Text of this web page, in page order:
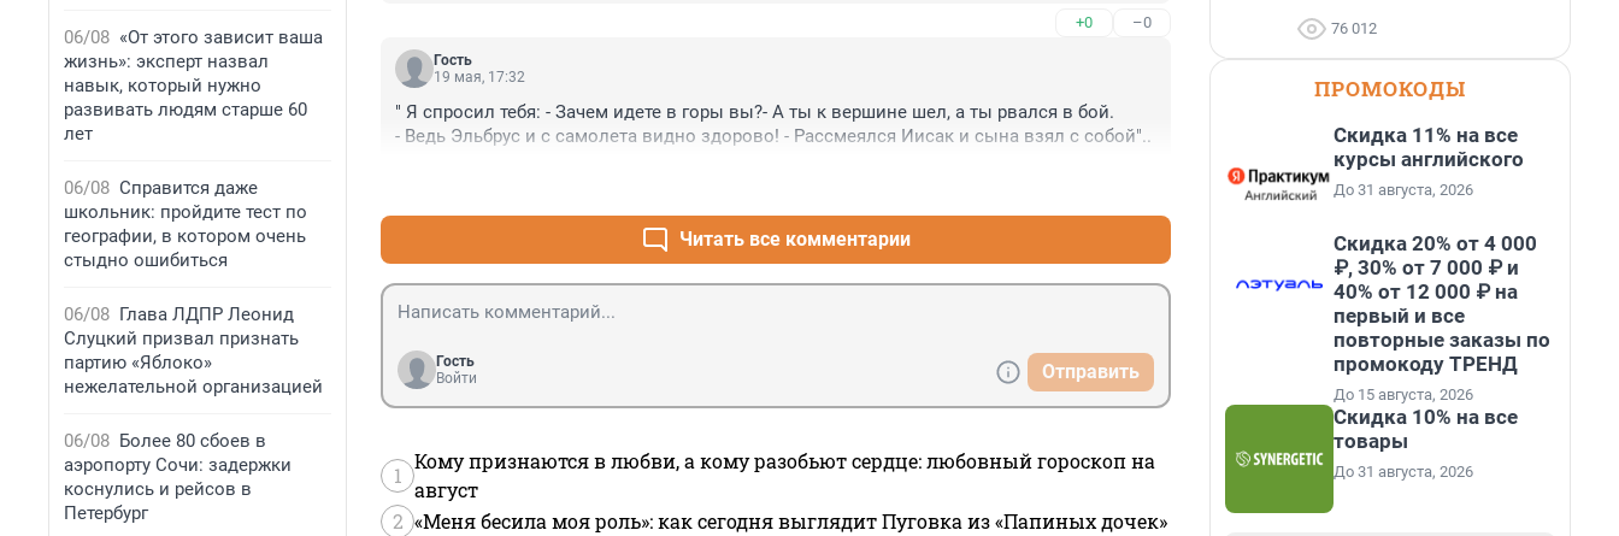
06/08 «От этого зависит ваша
жизнь»: эксперт назвал
навык, который нужно
развивать людям старше 60
лет
06/08 Справится даже
школьник: пройдите тест по
географии, в котором очень
стыдно ошибиться
06/08 Глава ЛДПР Леонид
Слуцкий призвал признать
партию «Яблоко»
нежелательной организацией
06/08 Более 80 сбоев в
аэропорту Сочи: задержки
коснулись и рейсов в
Петербург
+0 –0
Гость
19 мая, 17:32
" Я спросил тебя: - Зачем идете в горы вы?- А ты к вершине шел, а ты рвался в бой.
- Ведь Эльбрус и с самолета видно здорово! - Рассмеялся Иисак и сына взял с собой"..
Читать все комментарии
Гость
Войти
Отправить
1
Кому признаются в любви, а кому разобьют сердце: любовный гороскоп на
август
2 «Меня бесила моя роль»: как сегодня выглядит Пуговка из «Папиных дочек»
76 012
ПРОМОКОДЫ
Скидка 11% на все
курсы английского
До 31 августа, 2026
Скидка 20% от 4 000
₽, 30% от 7 000 ₽ и
40% от 12 000 ₽ на
первый и все
повторные заказы по
промокоду ТРЕНД
До 15 августа, 2026
Скидка 10% на все
товары
До 31 августа, 2026